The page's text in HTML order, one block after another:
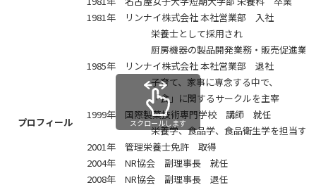
プロフィール
1981年 リンナイ株式会社 本社営業部 入社
栄養士として採用され
厨房機器の製品開発業務・販売促進業務
1985年 リンナイ株式会社 本社営業部 退社
子育て、家事に専念する中で、
「食」に関するサークルを主宰
1999年 国際製菓技術専門学校 講師 就任
栄養学、食品学、食品衛生学を担当する
2001年 管理栄養士免許 取得
2004年 NR協会 副理事長 就任
2008年 NR協会 副理事長 退任
スクロールします